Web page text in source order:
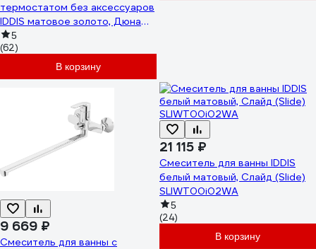
термостатом без аксессуаров
IDDIS матовое золото, Дюна
(Duna) DUNMG02i74WA
5
(62)
В корзину
9 669 ₽
Смеситель для ванны с
21 115 ₽
Смеситель для ванны IDDIS
белый матовый, Слайд (Slide)
SLIWT00i02WA
5
(24)
В корзину